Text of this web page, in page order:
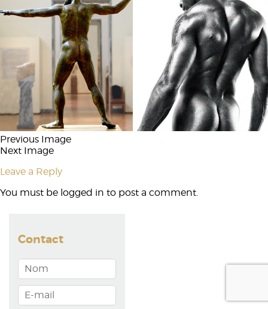
Previous Image
Next Image
Leave a Reply
You must be logged in to post a comment.
Contact